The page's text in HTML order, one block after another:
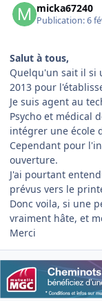
micka67240
Publication:6
Salut à tous,
Quelqu'un sait il si
2013 pour
Je suis agent au
Psycho et médical
intégrer une école
Cependant pour
ouverture.
J'ai pourtant
prévus vers le
Donc voila, si une
vraiment hâte, et
Merci